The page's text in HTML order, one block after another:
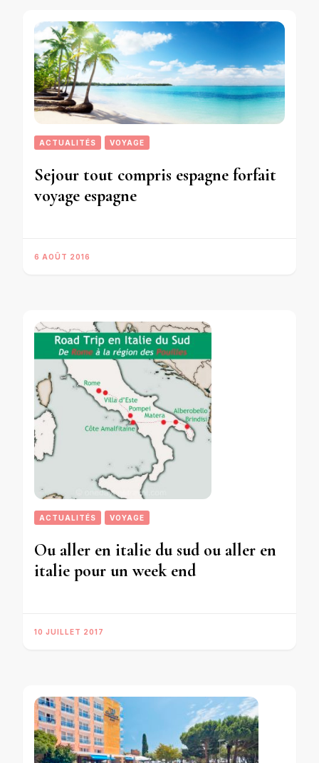
ACTUALITÉS VOYAGE
Sejour tout compris espagne forfait
voyage espagne
6 AOÛT 2016
ACTUALITÉS VOYAGE
Ou aller en italie du sud ou aller en
italie pour un week end
10 JUILLET 2017